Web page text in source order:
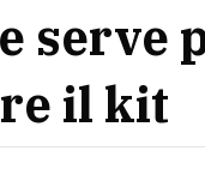
serve
il kit